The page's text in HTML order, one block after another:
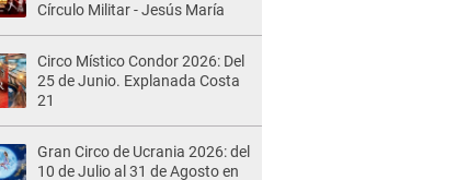
Círculo Militar - Jesús María
Circo Místico Condor 2026: Del
25 de Junio. Explanada Costa
21
Gran Circo de Ucrania 2026: del
10 de Julio al 31 de Agosto en